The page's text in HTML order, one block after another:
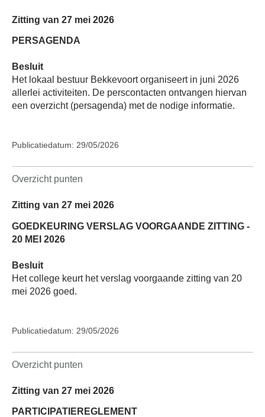
Zitting van 27 mei 2026
PERSAGENDA
Besluit
Het lokaal bestuur Bekkevoort organiseert in juni 2026
allerlei activiteiten. De perscontacten ontvangen hiervan
een overzicht (persagenda) met de nodige informatie.
Publicatiedatum: 29/05/2026
Overzicht punten
Zitting van 27 mei 2026
GOEDKEURING VERSLAG VOORGAANDE ZITTING -
20 MEI 2026
Besluit
Het college keurt het verslag voorgaande zitting van 20
mei 2026 goed.
Publicatiedatum: 29/05/2026
Overzicht punten
Zitting van 27 mei 2026
PARTICIPATIEREGLEMENT